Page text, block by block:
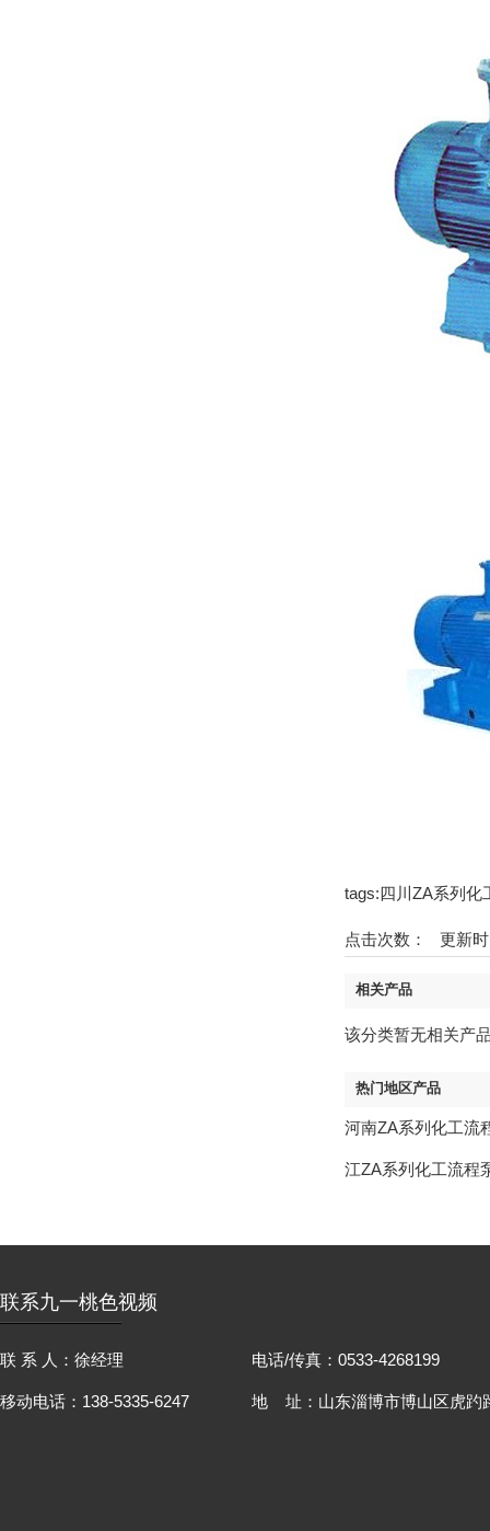
tags:四川ZA系列化
点击次数： 更新时
相关产品
该分类暂无相关产品
热门地区产品
河南ZA系列化工流
江ZA系列化工流程
联系九一桃色视频
联 系 人：徐经理
移动电话：138-5335-6247
电话/传真：0533-4268199
地 址：山东淄博市博山区虎趵